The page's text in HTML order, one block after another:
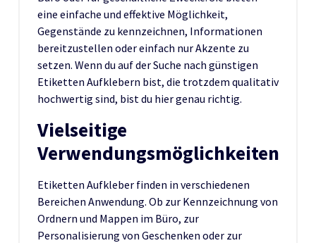
eine einfache und effektive Möglichkeit,
Gegenstände zu kennzeichnen, Informationen
bereitzustellen oder einfach nur Akzente zu
setzen. Wenn du auf der Suche nach günstigen
Etiketten Aufklebern bist, die trotzdem qualitativ
hochwertig sind, bist du hier genau richtig.
Vielseitige
Verwendungsmöglichkeiten
Etiketten Aufkleber finden in verschiedenen
Bereichen Anwendung. Ob zur Kennzeichnung von
Ordnern und Mappen im Büro, zur
Personalisierung von Geschenken oder zur